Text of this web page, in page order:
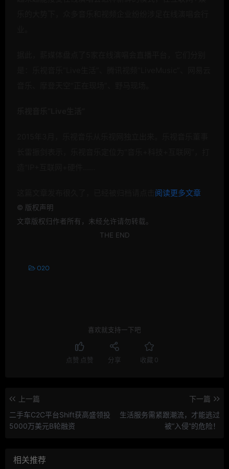
阅读更多文章
© 版权声明
文章版权归作者所有，未经允许请勿转载。
THE END
O2O
喜欢就支持一下吧
点赞 点赞 分享 收藏 0
上一篇
二手车C2C平台Shift获高盛领投
5000万美元B轮融资
下一篇
生活服务需紧跟潮流，才能逃过
被“入侵”的危险！
相关推荐